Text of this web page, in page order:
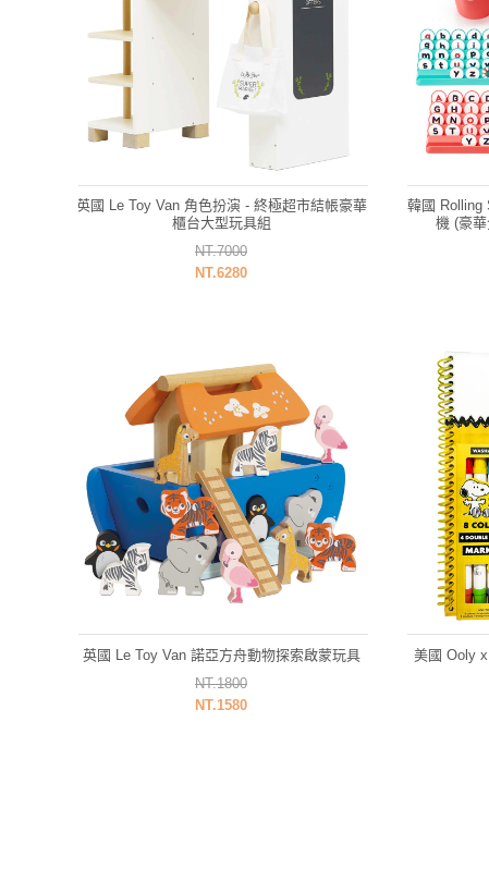
英國 Le Toy Van 角色扮演 - 終極超市結帳豪華
櫃台大型玩具組
NT.7000
NT.6280
韓國 Rolling
機 (豪
英國 Le Toy Van 諾亞方舟動物探索啟蒙玩具
NT.1800
NT.1580
美國 Ooly